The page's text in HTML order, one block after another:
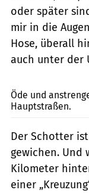
oder später
mir in die
Hose, überall
auch unter der
Öde und
Hauptstraßen.
Der Schotter
gewichen. Und
Kilometer
einer